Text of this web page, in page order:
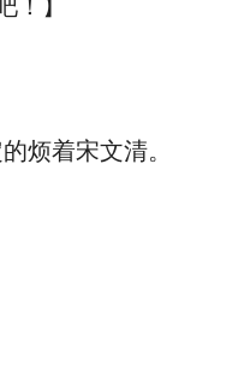
！】
着宋文清。